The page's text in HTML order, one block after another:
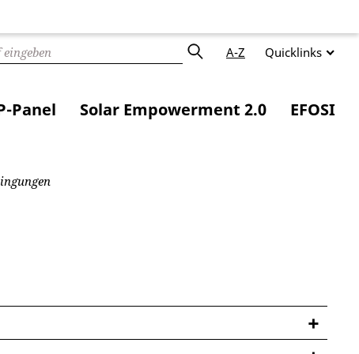
A-Z Quicklinks
Panel Solar Empowerment 2.0 EFOSI